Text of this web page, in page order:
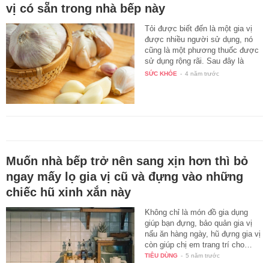
vị có sẵn trong nhà bếp này
Tỏi được biết đến là một gia vị
được nhiều người sử dụng, nó
cũng là một phương thuốc được
sử dụng rộng rãi. Sau đây là
một…
SỨC KHỎE - 4 năm trước
Muốn nhà bếp trở nên sang xịn hơn thì bỏ
ngay mấy lọ gia vị cũ và đựng vào những
chiếc hũ xinh xắn này
Không chỉ là món đồ gia dụng
giúp bạn đựng, bảo quản gia vị
nấu ăn hàng ngày, hũ đựng gia vị
còn giúp chị em trang trí cho…
TIÊU DÙNG - 5 năm trước